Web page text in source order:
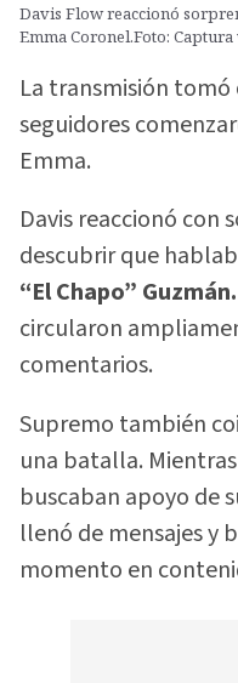
Davis Flow reaccionó
Emma Coronel.Foto:
La transmisión
seguidores
Emma.
Davis reaccionó con
descubrir que
“El Chapo” Guzmán.
circularon
comentarios.
Supremo también
una batalla.
buscaban apoyo de
llenó de mensajes y
momento en